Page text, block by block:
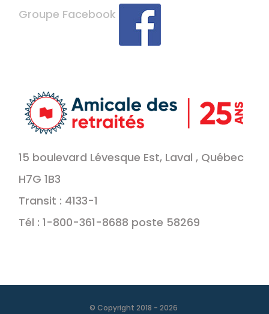
Groupe Facebook
15 boulevard Lévesque Est, Laval , Québec
H7G 1B3
Transit : 4133-1
Tél : 1-800-361-8688 poste 58269
© Copyright 2018 - 2026